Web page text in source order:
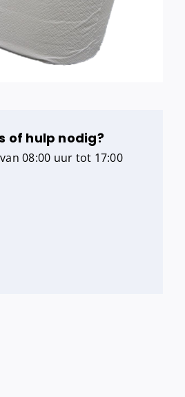
of hulp nodig?
08:00 uur tot 17:00